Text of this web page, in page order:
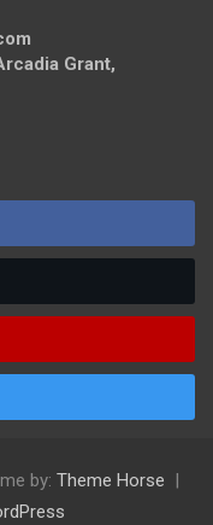
Grant,
by: Theme Horse